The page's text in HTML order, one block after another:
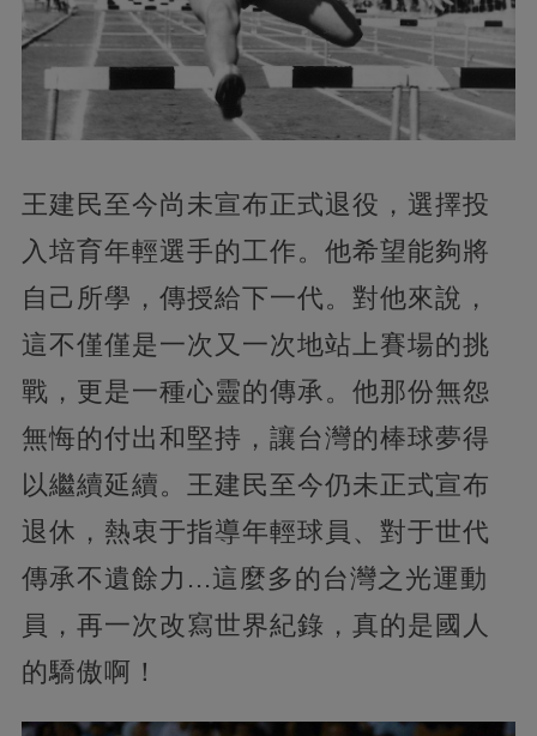
王建民至今尚未宣布正式退役，選擇投
入培育年輕選手的工作。他希望能夠將
自己所學，傳授給下一代。對他來說，
這不僅僅是一次又一次地站上賽場的挑
戰，更是一種心靈的傳承。他那份無怨
無悔的付出和堅持，讓台灣的棒球夢得
以繼續延續。王建民至今仍未正式宣布
退休，熱衷于指導年輕球員、對于世代
傳承不遺餘力...這麼多的台灣之光運動
員，再一次改寫世界紀錄，真的是國人
的驕傲啊！